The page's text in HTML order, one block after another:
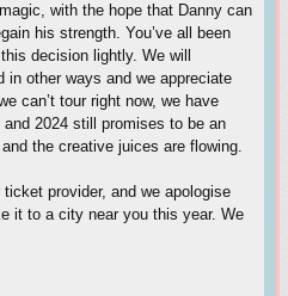
with the hope that Danny can
his strength. You’ve all been
decision lightly. We will
other ways and we appreciate
can’t tour right now, we have
2024 still promises to be an
the creative juices are flowing.
provider, and we apologise
it to a city near you this year. We